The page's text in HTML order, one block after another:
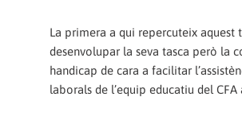
La primera a qui repercuteix aquest
desenvolupar la seva tasca però la
handicap de cara a facilitar
laborals de l’equip educatiu del